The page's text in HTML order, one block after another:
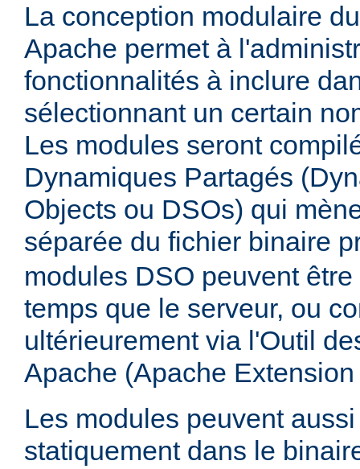
La conception modulaire
Apache permet à
fonctionnalités à inclure
sélectionnant un certain
Les modules seront
Dynamiques Partagés
Objects ou DSOs) qui
séparée du fichier binaire
modules DSO peuvent
temps que le serveur, ou
ultérieurement via l'Outil
Apache (Apache
Les modules peuvent
statiquement dans le